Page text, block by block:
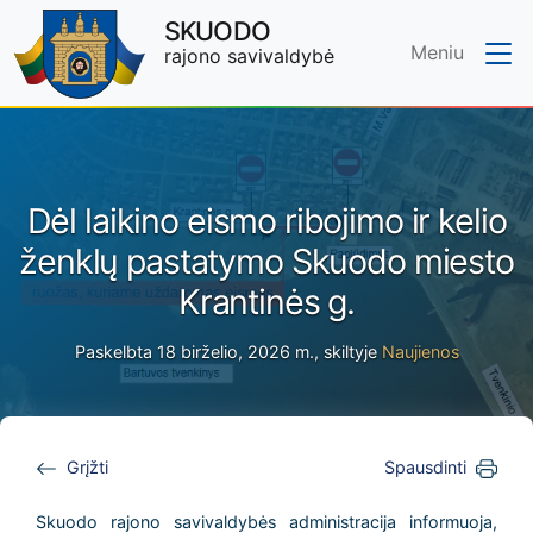
Skip to main content
SKUODO
rajono savivaldybė Meniu
Dėl laikino eismo ribojimo ir kelio
ženklų pastatymo Skuodo miesto
Krantinės g.
Paskelbta 18 birželio, 2026 m., skiltyje Naujienos
Grįžti Spausdinti
Skuodo rajono savivaldybės administracija informuoja,